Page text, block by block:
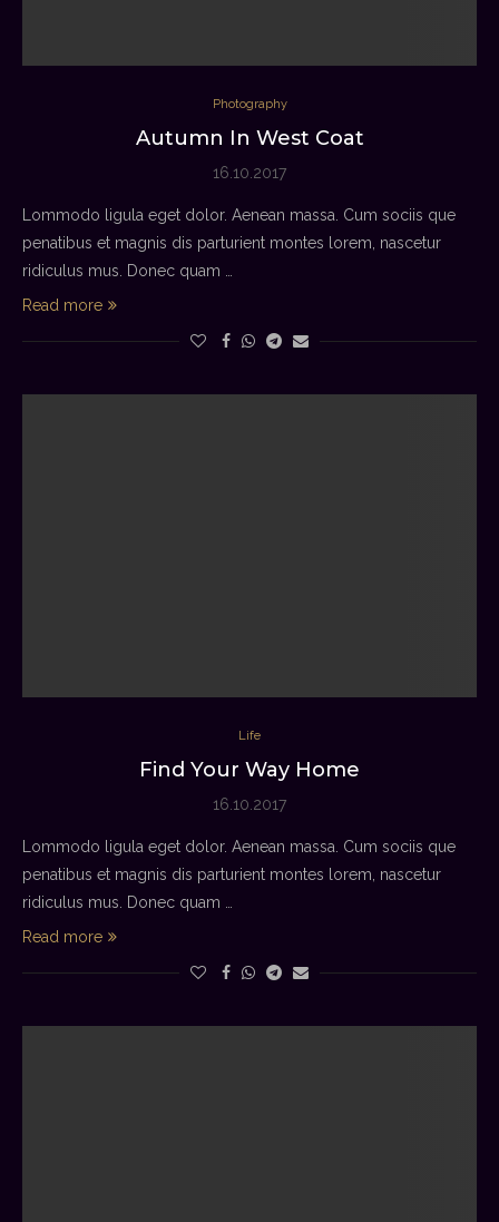
Photography
Autumn In West Coat
16.10.2017
Lommodo ligula eget dolor. Aenean massa. Cum sociis que
penatibus et magnis dis parturient montes lorem, nascetur
ridiculus mus. Donec quam …
Read more
Life
Find Your Way Home
16.10.2017
Lommodo ligula eget dolor. Aenean massa. Cum sociis que
penatibus et magnis dis parturient montes lorem, nascetur
ridiculus mus. Donec quam …
Read more